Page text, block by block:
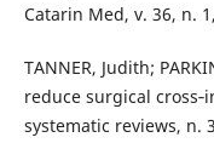
Catarin Med, v. 36, n.
TANNER, Judith;
reduce surgical
systematic reviews, n.